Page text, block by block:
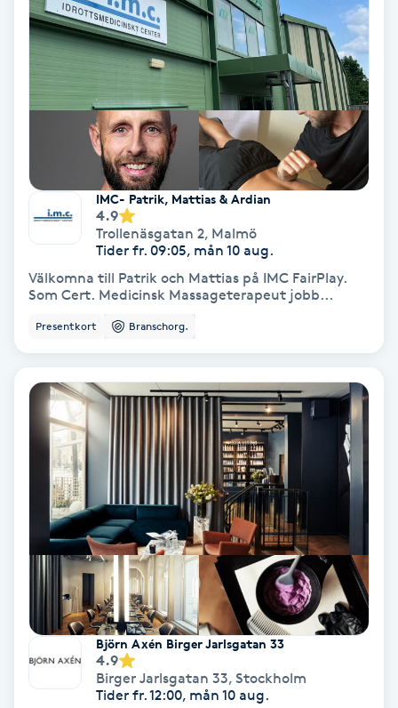
Naprapati
Navelpiercing
NBE-massage
Ny frisyr
Ombre
Ombre brows
Ombre naglar
Optiker
Ortobionomi
Ortopedi
Osteopati
IMC- Patrik, Mattias & Ardian
4.9
Trollenäsgatan 2, Malmö
Tider fr. 09:05, mån 10 aug.
Välkomna till Patrik och Mattias på IMC FairPlay.
Som Cert. Medicinsk Massageterapeut jobb...
Presentkort Branschorg.
Björn Axén Birger Jarlsgatan 33
4.9
Birger Jarlsgatan 33, Stockholm
Tider fr. 12:00, mån 10 aug.